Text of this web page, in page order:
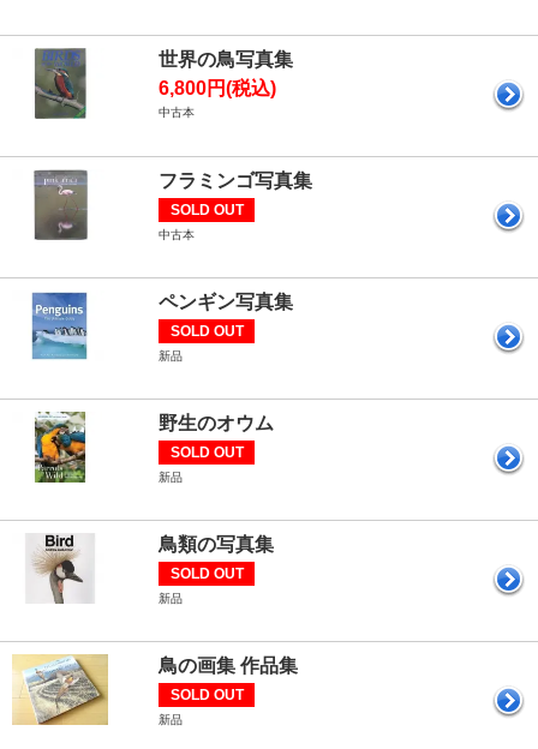
世界の鳥写真集
6,800円(税込)
中古本
フラミンゴ写真集
SOLD OUT
中古本
ペンギン写真集
SOLD OUT
新品
野生のオウム
SOLD OUT
新品
鳥類の写真集
SOLD OUT
新品
鳥の画集 作品集
SOLD OUT
新品